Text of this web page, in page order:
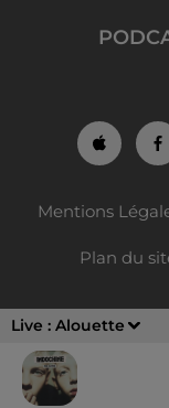
Live : Alouette
Mentions
Plan du